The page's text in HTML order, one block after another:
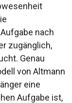
nach
zugänglich,
Genau
von Altmann
eine
Aufgabe ist,